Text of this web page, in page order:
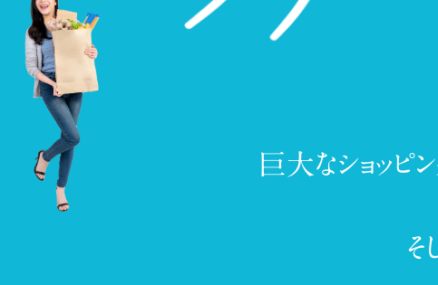
巨大なショッピ
そ